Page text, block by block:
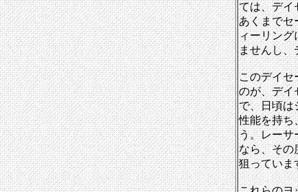
ては、デイ
あくまでセ
ィーリング
ませんし、
このデイセ
のが、デイ
で、日頃は
性能を持ち
う。レーサ
なら、その
狙っていま